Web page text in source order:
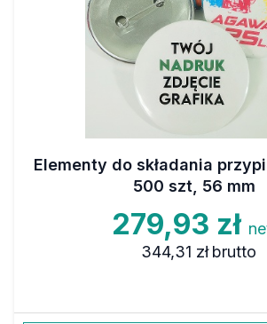
Elementy do składania
500 szt, 56 mm
279,93 zł
344,31 zł brutto